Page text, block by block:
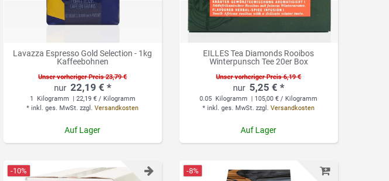
Lavazza Espresso Gold Selection - 1kg
Kaffeebohnen
Unser vorheriger Preis 23,79 €
22,19 € *
1 Kilogramm
| 22,19 € / Kilogramm
*inkl. ges. MwSt. zzgl.Versandkosten
Auf Lager
EILLES Tea Diamonds Rooibos
Winterpunsch Tee 20er Box
Unser vorheriger Preis 6,19 €
5,25 € *
0.05 Kilogramm
| 105,00 € / Kilogramm
*inkl. ges. MwSt. zzgl.Versandkosten
Auf Lager
-10% -8%